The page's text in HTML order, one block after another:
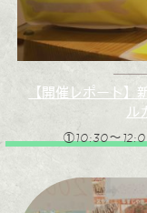
【開催レポート
ル
①10:30～